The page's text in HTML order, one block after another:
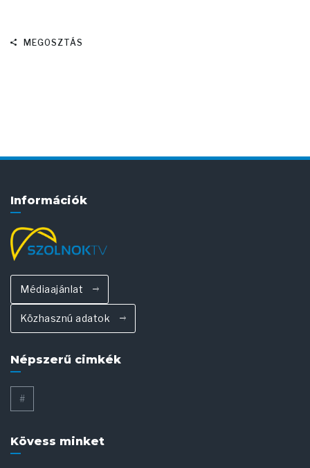
MEGOSZTÁS
Információk
Médiaajánlat
Közhasznú adatok
Népszerű cimkék
#
Kövess minket